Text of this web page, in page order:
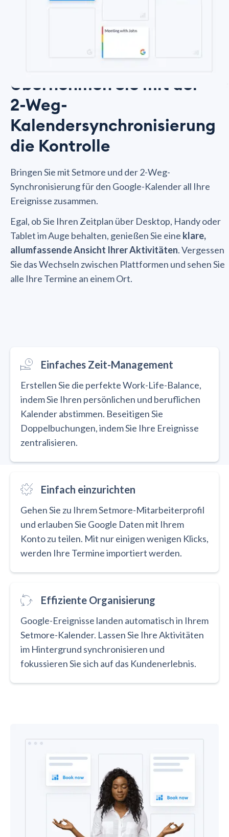
Übernehmen Sie mit der
2-Weg-
Kalendersynchronisierung
die Kontrolle
Bringen Sie mit Setmore und der 2-Weg-
Synchronisierung für den Google-Kalender all Ihre
Ereignisse zusammen.
Egal, ob Sie Ihren Zeitplan über Desktop, Handy oder
Tablet im Auge behalten, genießen Sie eine klare,
allumfassende Ansicht Ihrer Aktivitäten. Vergessen
Sie das Wechseln zwischen Plattformen und sehen Sie
alle Ihre Termine an einem Ort.
Einfaches Zeit-Management
Erstellen Sie die perfekte Work-Life-Balance,
indem Sie Ihren persönlichen und beruflichen
Kalender abstimmen. Beseitigen Sie
Doppelbuchungen, indem Sie Ihre Ereignisse
zentralisieren.
Einfach einzurichten
Gehen Sie zu Ihrem Setmore-Mitarbeiterprofil
und erlauben Sie Google Daten mit Ihrem
Konto zu teilen. Mit nur einigen wenigen Klicks,
werden Ihre Termine importiert werden.
Effiziente Organisierung
Google-Ereignisse landen automatisch in Ihrem
Setmore-Kalender. Lassen Sie Ihre Aktivitäten
im Hintergrund synchronisieren und
fokussieren Sie sich auf das Kundenerlebnis.